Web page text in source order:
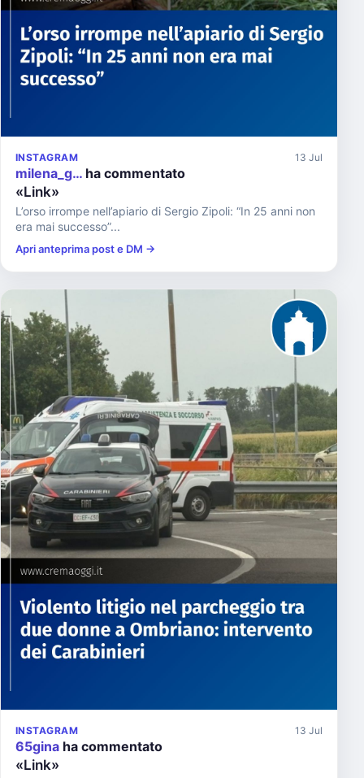
INSTAGRAM 13 Jul
milena_g… ha commentato
«Link»
L’orso irrompe nell’apiario di Sergio Zipoli: “In 25 anni non
era mai successo”...
Apri anteprima post e DM →
INSTAGRAM 13 Jul
65gina ha commentato
«Link»